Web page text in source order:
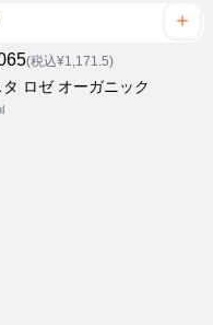
(税込¥1,171.5)
タ ロゼ オーガニック